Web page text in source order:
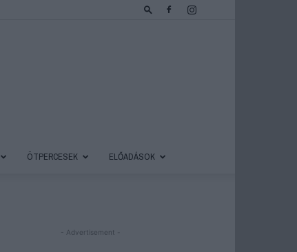
ÖTPERCESEK ELŐADÁSOK
- Advertisement -